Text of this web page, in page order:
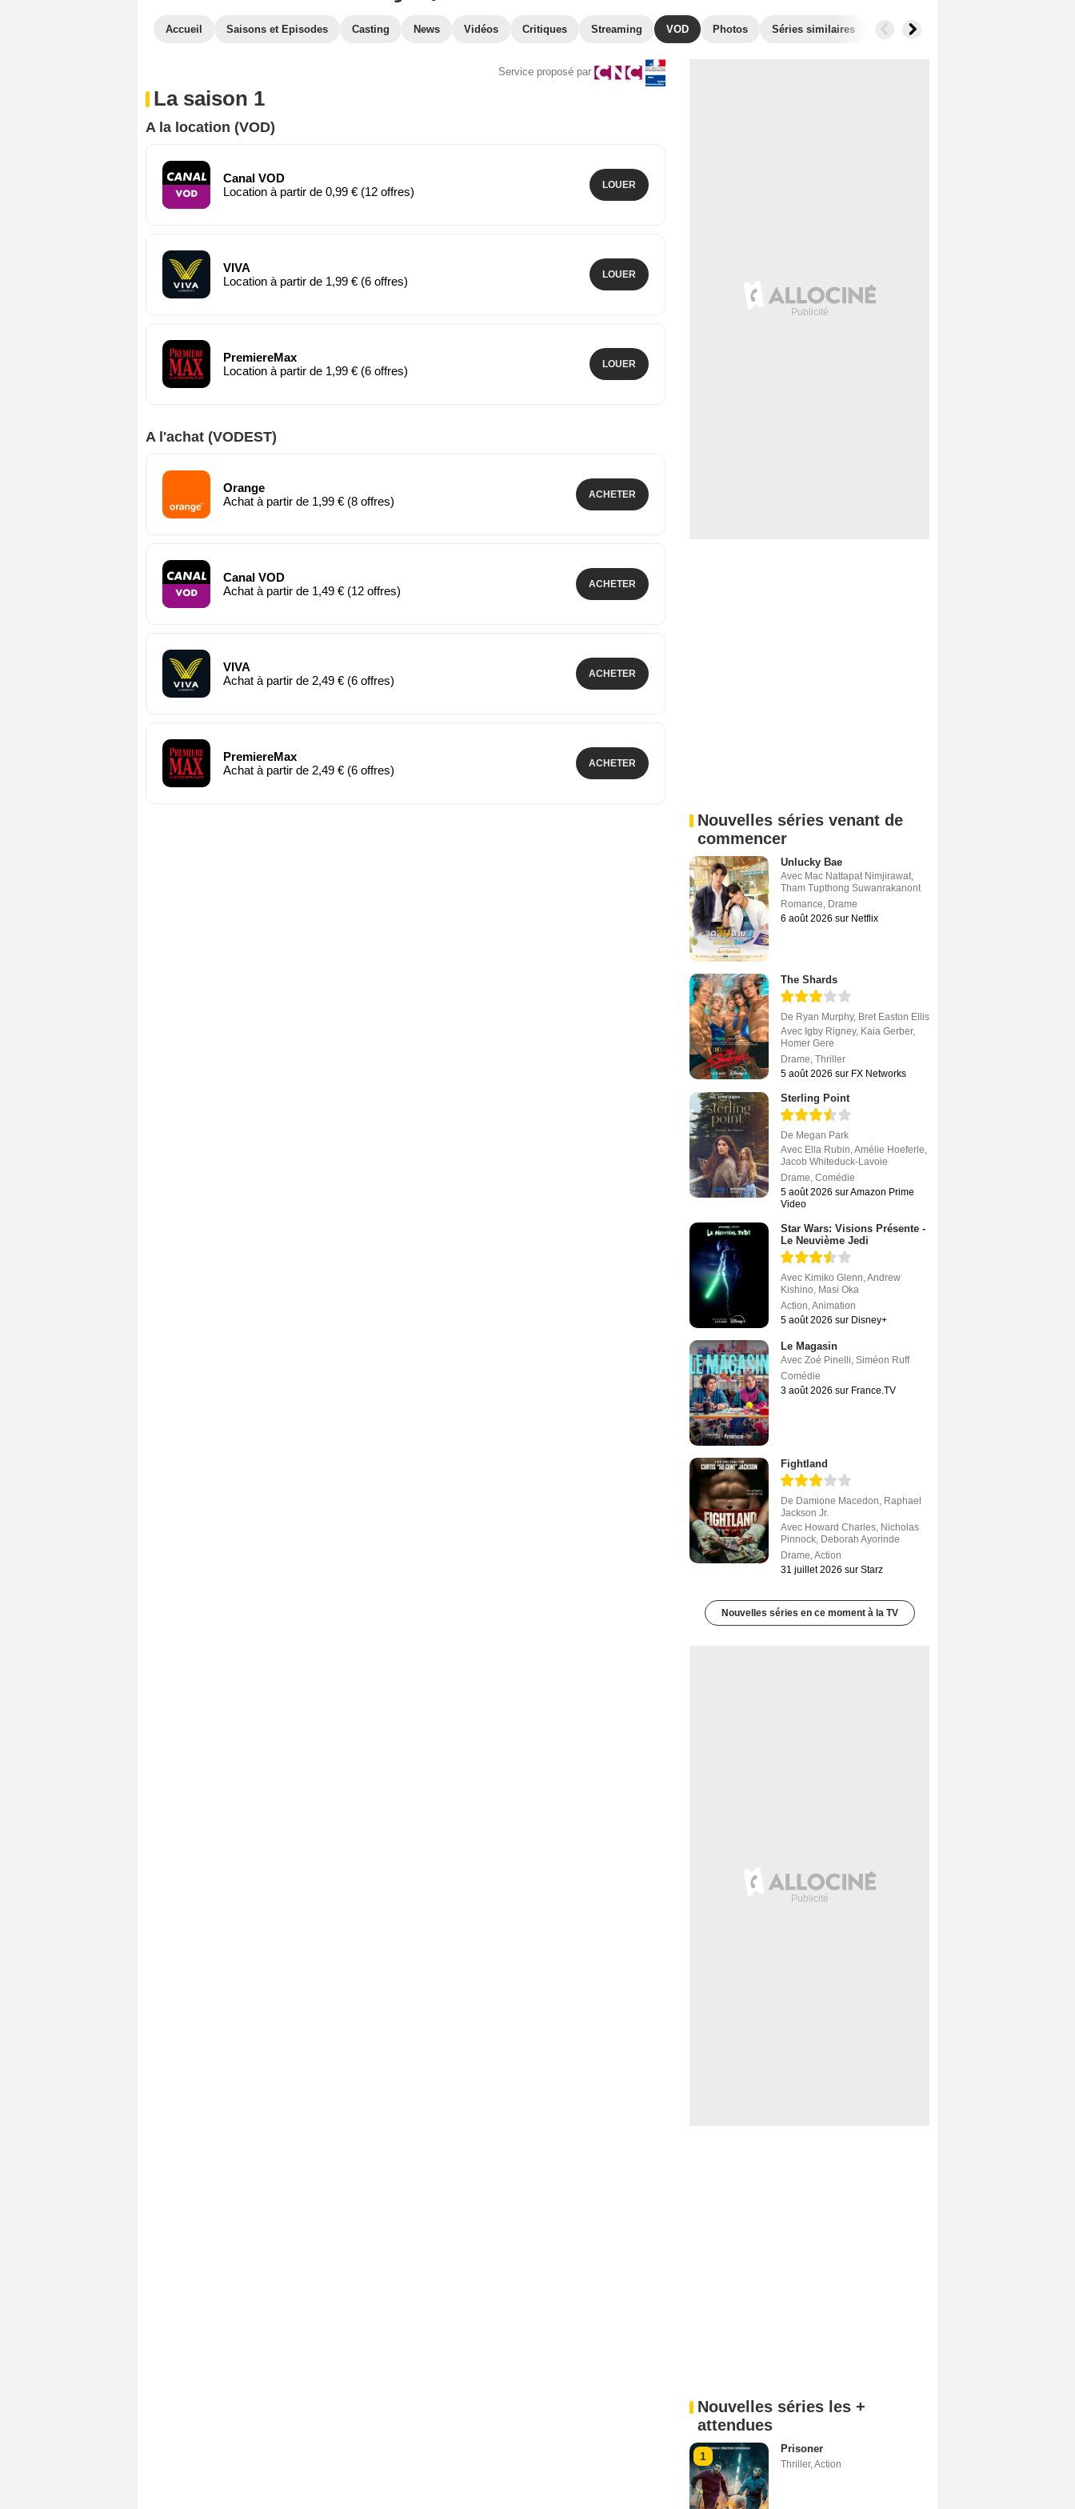
Accueil Saisons et Episodes Casting News Vidéos Critiques Streaming VOD Photos Séries similaires
Service proposé par
La saison 1
A la location (VOD)
Canal VOD
Location à partir de 0,99 € (12 offres)
LOUER
VIVA
Location à partir de 1,99 € (6 offres)
LOUER
PremiereMax
Location à partir de 1,99 € (6 offres)
LOUER
A l'achat (VODEST)
Orange
Achat à partir de 1,99 € (8 offres)
ACHETER
Canal VOD
Achat à partir de 1,49 € (12 offres)
ACHETER
VIVA
Achat à partir de 2,49 € (6 offres)
ACHETER
PremiereMax
Achat à partir de 2,49 € (6 offres)
ACHETER
Nouvelles séries venant de
commencer
Unlucky Bae
Avec Mac Nattapat Nimjirawat,
Tham Tupthong Suwanrakanont
Romance, Drame
6 août 2026 sur Netflix
The Shards
De Ryan Murphy, Bret Easton Ellis
Avec Igby Rigney, Kaia Gerber,
Homer Gere
Drame, Thriller
5 août 2026 sur FX Networks
Sterling Point
De Megan Park
Avec Ella Rubin,Amélie Hoeferle,
Jacob Whiteduck-Lavoie
Drame, Comédie
5 août 2026 sur Amazon Prime
Video
Star Wars: Visions Présente -
Le Neuvième Jedi
Avec Kimiko Glenn,Andrew
Kishino, Masi Oka
Action,Animation
5 août 2026 sur Disney+
Le Magasin
Avec Zoé Pinelli, Siméon Ruff
Comédie
3 août 2026 sur France.TV
Fightland
De Damione Macedon, Raphael
Jackson Jr.
Avec Howard Charles, Nicholas
Pinnock, Deborah Ayorinde
Drame,Action
31 juillet 2026 sur Starz
Nouvelles séries en ce moment à la TV
Nouvelles séries les +
attendues
1
Prisoner
Thriller,Action